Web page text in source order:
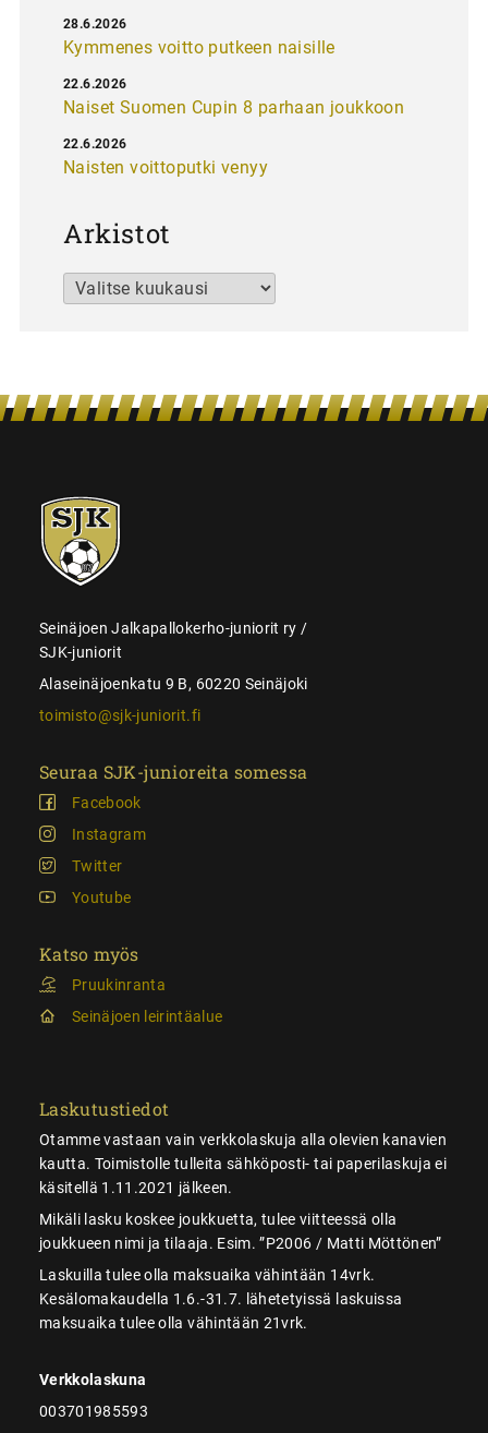
Kymmenes voitto putkeen naisille
28.6.2026
Naiset Suomen Cupin 8 parhaan joukkoon
22.6.2026
Naisten voittoputki venyy
22.6.2026
Arkistot
Arkistot
SJK-
juniorit
Seinäjoen Jalkapallokerho-juniorit ry /
SJK-juniorit
Alaseinäjoenkatu 9 B, 60220 Seinäjoki
toimisto@sjk-juniorit.fi
Seuraa SJK-junioreita somessa
Facebook
Instagram
Twitter
Youtube
Katso myös
Pruukinranta
Seinäjoen leirintäalue
Laskutustiedot
Otamme vastaan vain verkkolaskuja alla olevien kanavien
kautta. Toimistolle tulleita sähköposti- tai paperilaskuja ei
käsitellä 1.11.2021 jälkeen.
Mikäli lasku koskee joukkuetta, tulee viitteessä olla
joukkueen nimi ja tilaaja. Esim. ”P2006 / Matti Möttönen”
Laskuilla tulee olla maksuaika vähintään 14vrk.
Kesälomakaudella 1.6.-31.7. lähetetyissä laskuissa
maksuaika tulee olla vähintään 21vrk.
Verkkolaskuna
003701985593